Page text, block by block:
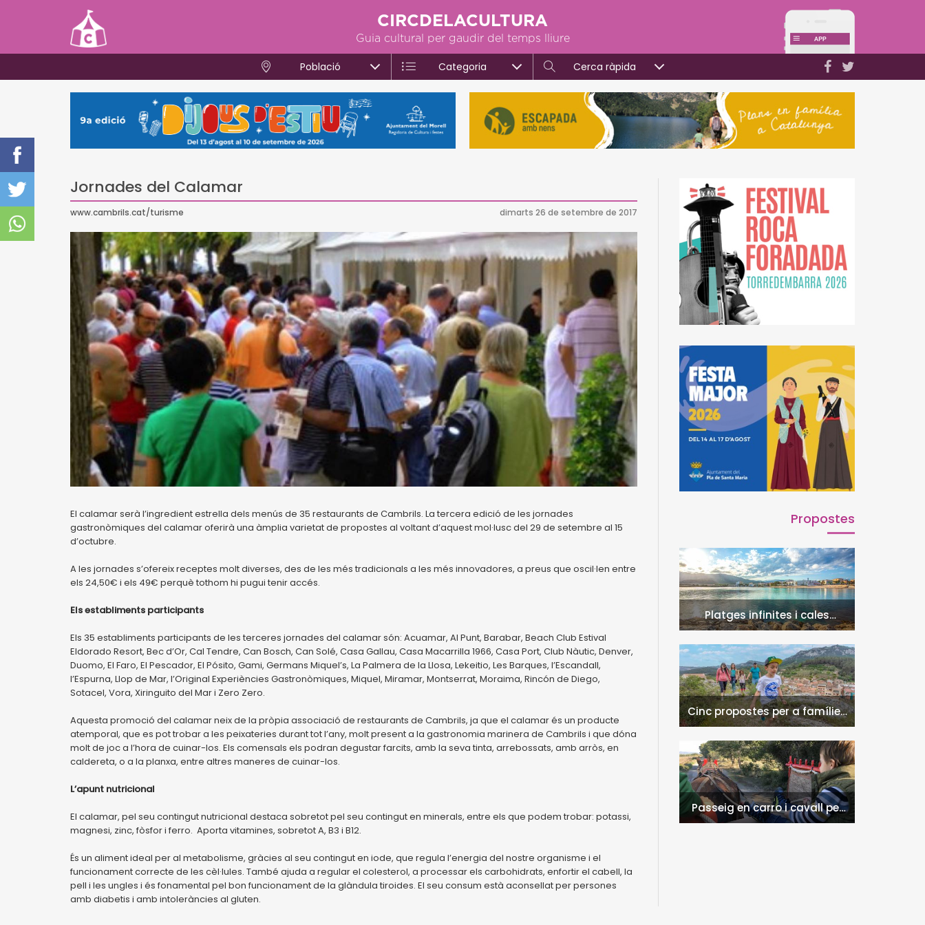
CIRCDELACULTURA
Guia cultural per gaudir del temps lliure
Població Categoria Cerca ràpida
Jornades del Calamar
www.cambrils.cat/turisme dimarts 26 de setembre de 2017
El calamar serà l’ingredient estrella dels menús de 35 restaurants de Cambrils. La tercera edició de les jornades
gastronòmiques del calamar oferirà una àmplia varietat de propostes al voltant d’aquest mol·lusc del 29 de setembre al 15
d’octubre.
A les jornades s’ofereix receptes molt diverses, des de les més tradicionals a les més innovadores, a preus que oscil·len entre
els 24,50€ i els 49€ perquè tothom hi pugui tenir accés.
Els establiments participants
Els 35 establiments participants de les terceres jornades del calamar són: Acuamar, Al Punt, Barabar, Beach Club Estival
Eldorado Resort, Bec d’Or, Cal Tendre, Can Bosch, Can Solé, Casa Gallau, Casa Macarrilla 1966, Casa Port, Club Nàutic, Denver,
Duomo, El Faro, El Pescador, El Pósito, Gami, Germans Miquel’s, La Palmera de la Llosa, Lekeitio, Les Barques, l’Escandall,
l’Espurna, Llop de Mar, l’Original Experiències Gastronòmiques, Miquel, Miramar, Montserrat, Moraima, Rincón de Diego,
Sotacel, Vora, Xiringuito del Mar i Zero Zero.
Aquesta promoció del calamar neix de la pròpia associació de restaurants de Cambrils, ja que el calamar és un producte
atemporal, que es pot trobar a les peixateries durant tot l’any, molt present a la gastronomia marinera de Cambrils i que dóna
molt de joc a l’hora de cuinar-los. Els comensals els podran degustar farcits, amb la seva tinta, arrebossats, amb arròs, en
caldereta, o a la planxa, entre altres maneres de cuinar-los.
L’apunt nutricional
El calamar, pel seu contingut nutricional destaca sobretot pel seu contingut en minerals, entre els que podem trobar: potassi,
magnesi, zinc, fòsfor i ferro. Aporta vitamines, sobretot A, B3 i B12.
És un aliment ideal per al metabolisme, gràcies al seu contingut en iode, que regula l’energia del nostre organisme i el
funcionament correcte de les cèl·lules. També ajuda a regular el colesterol, a processar els carbohidrats, enfortir el cabell, la
pell i les ungles i és fonamental pel bon funcionament de la glàndula tiroides. El seu consum està aconsellat per persones
amb diabetis i amb intoleràncies al gluten.
Propostes
Platges infinites i cales
naturals a l'Hospitalet de
l'Infant i la Vall de Llors
Cinc propostes per a famílies
a l'Hospitalet de l'Infant i la
Vall de Llors
Passeig en carro i cavall per
l'entorn de Nulles